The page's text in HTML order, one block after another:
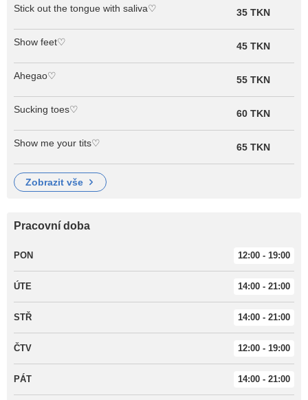
Stick out the tongue with saliva♡ 35 TKN
Show feet♡ 45 TKN
Ahegao♡ 55 TKN
Sucking toes♡ 60 TKN
Show me your tits♡ 65 TKN
zobrazit vše
Pracovní doba
PON 12:00 - 19:00
ÚTE 14:00 - 21:00
STŘ 14:00 - 21:00
ČTV 12:00 - 19:00
PÁT 14:00 - 21:00